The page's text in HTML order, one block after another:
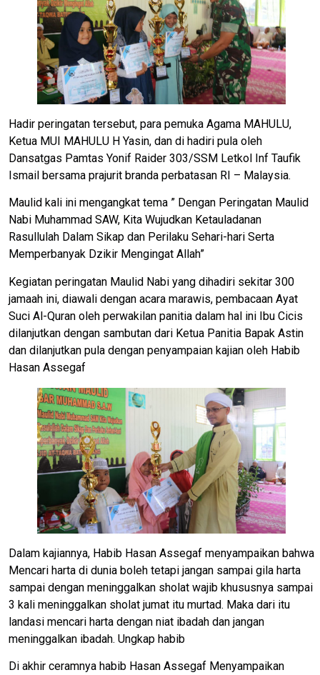
Hadir peringatan tersebut, para pemuka Agama MAHULU,
Ketua MUI MAHULU H Yasin, dan di hadiri pula oleh
Dansatgas Pamtas Yonif Raider 303/SSM Letkol Inf Taufik
Ismail bersama prajurit branda perbatasan RI – Malaysia.
Maulid kali ini mengangkat tema ” Dengan Peringatan Maulid
Nabi Muhammad SAW, Kita Wujudkan Ketauladanan
Rasullulah Dalam Sikap dan Perilaku Sehari-hari Serta
Memperbanyak Dzikir Mengingat Allah”
Kegiatan peringatan Maulid Nabi yang dihadiri sekitar 300
jamaah ini, diawali dengan acara marawis, pembacaan Ayat
Suci Al-Quran oleh perwakilan panitia dalam hal ini Ibu Cicis
dilanjutkan dengan sambutan dari Ketua Panitia Bapak Astin
dan dilanjutkan pula dengan penyampaian kajian oleh Habib
Hasan Assegaf
Dalam kajiannya, Habib Hasan Assegaf menyampaikan bahwa
Mencari harta di dunia boleh tetapi jangan sampai gila harta
sampai dengan meninggalkan sholat wajib khususnya sampai
3 kali meninggalkan sholat jumat itu murtad. Maka dari itu
landasi mencari harta dengan niat ibadah dan jangan
meninggalkan ibadah. Ungkap habib
Di akhir ceramnya habib Hasan Assegaf Menyampaikan